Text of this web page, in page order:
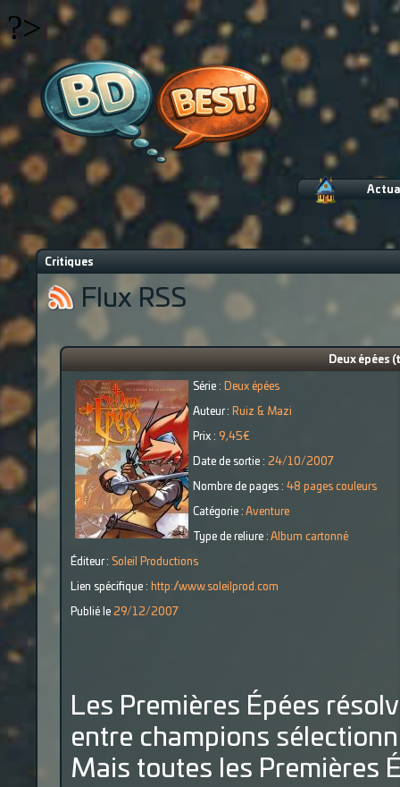
?>
Critiques
Flux RSS
Deux épées
Série : Deux épées
Auteur : Ruiz & Mazi
Prix : 9,45€
Date de sortie : 24/10/2007
Nombre de pages : 48 pages couleurs
Catégorie : Aventure
Type de reliure : Album cartonné
Éditeur : Soleil Productions
Lien spécifique : http://www.soleilprod.com
Publié le 29/12/2007
Les Premières Épées
entre champions
Mais toutes les Premières